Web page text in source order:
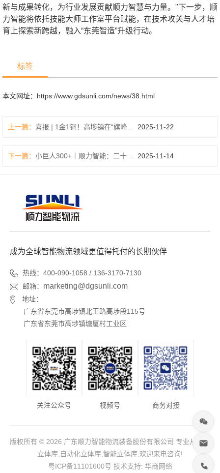
新与成果转化，为行业发展贡献顺力智慧与力量。"下一步，顺
力智能将依托技能大师工作室平台赋能，在技术攻关与人才培
育上探索新跨越，融入“东莞智造”升级行动。
标签
本文网址： https://www.gdsunli.com/news/38.html
上一篇： 2025-11-22
下一篇： 2025-11-14
成为全球智能物流领域更值得托付的长期伙伴
热线：400-090-1058 / 136-3170-7130
邮箱： marketing@dgsunli.com
地址：
广东省东莞市高埗镇北王路高埗段115号
广东省东莞市高埗镇塘厦村工业区
关注公众号 视频号 商务对接
版权所有 © 2026 广东顺力智能物流装备股份有限公司 专业从事于
立体库,自动化立体库,智能立体库,欢迎来电咨询!
粤ICP备11101600号 技术支持: 华商网络